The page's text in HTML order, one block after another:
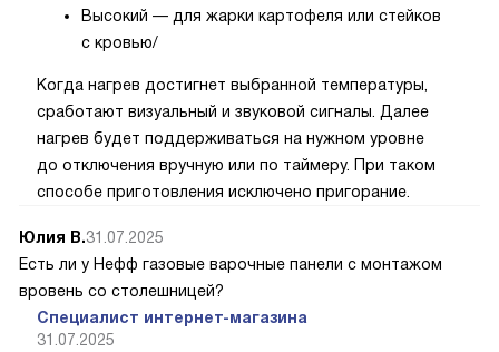
Высокий — для жарки картофеля или стейков
с кровью/
Когда нагрев достигнет выбранной температуры,
сработают визуальный и звуковой сигналы. Далее
нагрев будет поддерживаться на нужном уровне
до отключения вручную или по таймеру. При таком
способе приготовления исключено пригорание.
Юлия В.31.07.2025
Есть ли у Нефф газовые варочные панели с монтажом
вровень со столешницей?
Специалист интернет-магазина
31.07.2025